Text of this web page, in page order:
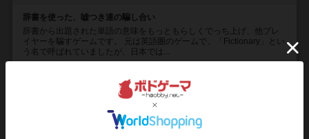
辞書を使った、嘘つき達の騙し合い
辞書から出題された単語の意味をもっともらしくでっち上げ、他プレ
イヤーを騙すゲームです。 元は英語圏のゲームで、「Fictionary」とい
う名で呼ばれていましたが、日本では...
380
経験あり お気に入り